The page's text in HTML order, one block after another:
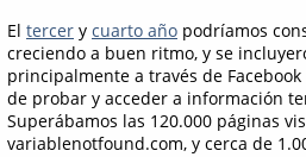
El tercer y cuarto año podríamos
creciendo a buen ritmo, y se
principalmente a través de
de probar y acceder a información
Superábamos las 120.000 páginas
variablenotfound.com, y cerca de